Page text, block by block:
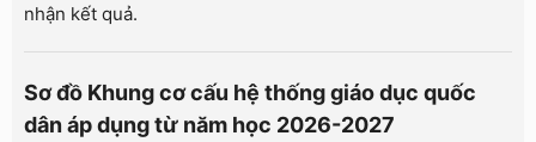
nhận kết quả.
Sơ đồ Khung cơ cấu hệ thống giáo dục quốc
dân áp dụng từ năm học 2026-2027